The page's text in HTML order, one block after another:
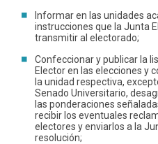
Informar en las unidades
instrucciones que la Junta
transmitir al electorado;
Confeccionar y publicar la
Elector en las elecciones y
la unidad respectiva,
Senado Universitario,
las ponderaciones
recibir los eventuales
electores y enviarlos a la
resolución;